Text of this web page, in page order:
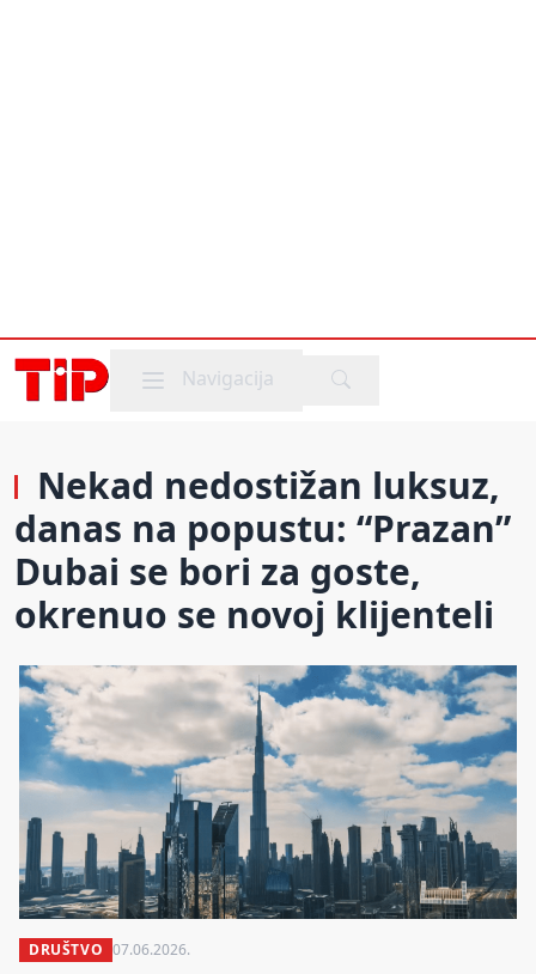
Mobile menu
Navigacija
Nekad nedostižan luksuz,
danas na popustu: “Prazan”
Dubai se bori za goste,
okrenuo se novoj klijenteli
DRUŠTVO 07.06.2026.